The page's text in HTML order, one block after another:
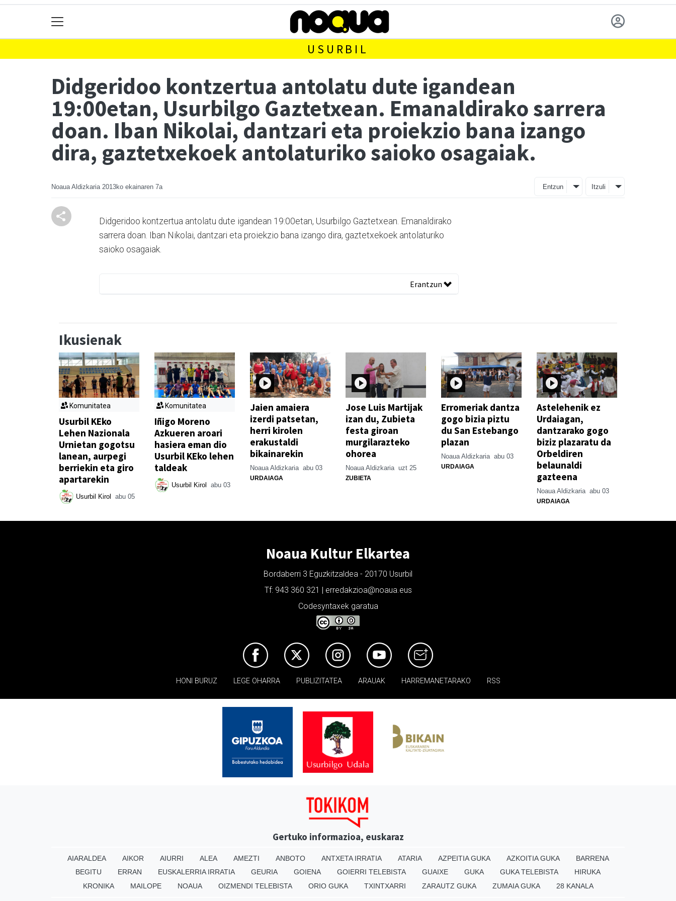
USURBIL
Didgeridoo kontzertua antolatu dute igandean
19:00etan, Usurbilgo Gaztetxean. Emanaldirako sarrera
doan. Iban Nikolai, dantzari eta proiekzio bana izango
dira, gaztetxekoek antolaturiko saioko osagaiak.
Noaua Aldizkaria 2013ko ekainaren 7a Entzun Itzuli
Didgeridoo kontzertua antolatu dute igandean 19:00etan, Usurbilgo Gaztetxean. Emanaldirako
sarrera doan. Iban Nikolai, dantzari eta proiekzio bana izango dira, gaztetxekoek antolaturiko
saioko osagaiak.
Erantzun
Ikusienak
Komunitatea
Usurbil KEko
Lehen Nazionala
Urnietan gogotsu
lanean, aurpegi
berriekin eta giro
apartarekin
Usurbil Kirol abu 05
Komunitatea
Iñigo Moreno
Azkueren aroari
hasiera eman dio
Usurbil KEko lehen
taldeak
Usurbil Kirol abu 03
Jaien amaiera
izerdi patsetan,
herri kirolen
erakustaldi
bikainarekin
Noaua Aldizkaria abu 03
URDAIAGA
Jose Luis Martijak
izan du, Zubieta
festa giroan
murgilarazteko
ohorea
Noaua Aldizkaria uzt 25
ZUBIETA
Erromeriak dantza
gogo bizia piztu
du San Estebango
plazan
Noaua Aldizkaria abu 03
URDAIAGA
Astelehenik ez
Urdaiagan,
dantzarako gogo
biziz plazaratu da
Orbeldiren
belaunaldi
gazteena
Noaua Aldizkaria abu 03
URDAIAGA
Noaua Kultur Elkartea
Bordaberri 3 Eguzkitzaldea - 20170 Usurbil
Tf: 943 360 321 | erredakzioa@noaua.eus
Codesyntaxek garatua
HONI BURUZ LEGE OHARRA PUBLIZITATEA ARAUAK HARREMANETARAKO RSS
Gertuko informazioa, euskaraz
AIARALDEA AIKOR AIURRI ALEA AMEZTI ANBOTO ANTXETA IRRATIA ATARIA AZPEITIA GUKA AZKOITIA GUKA
BARRENA
BEGITU
ERRAN EUSKALERRIA IRRATIA GEURIA GOIENA GOIERRI TELEBISTA GUAIXE GUKA GUKA TELEBISTA
HIRUKA
KRONIKA
MAILOPE NOAUA OIZMENDI TELEBISTA ORIO GUKA TXINTXARRI ZARAUTZ GUKA ZUMAIA GUKA 28 KANALA